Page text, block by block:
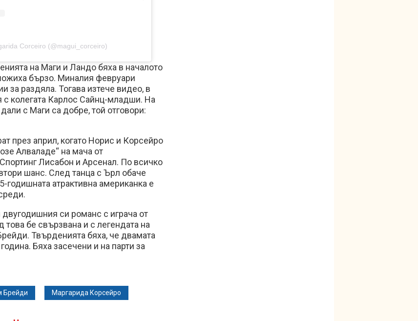
Corceiro (@magui_corceiro)
на Маги и Ландо бяха в началото
бързо. Миналия февруари
за раздяла. Тогава изтече видео, в
с колегата Карлос Сайнц-младши. На
с Маги са добре, той отговори:
през април, когато Норис и Корсейро
Алваладе“ на мача от
Лисабон и Арсенал. По всичко
шанс. След танца с Ърл обаче
годишната атрактивна американка е
си романс с играча от
бе свързвана и с легендата на
Твърденията бяха, че двамата
Бяха засечени и на парти за
Брейди Маргарида Корсейро